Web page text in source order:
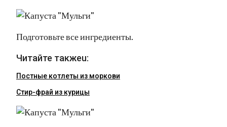
Подготовьте все ингредиенты.
Читайте такжеu:
Постные котлеты из моркови
Стир-фрай из курицы